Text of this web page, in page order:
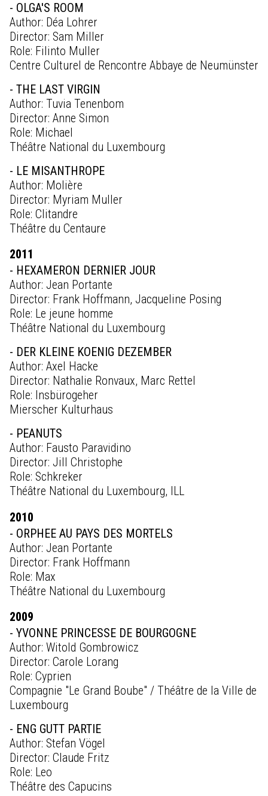
- OLGA'S ROOM
Author: Déa Lohrer
Director: Sam Miller
Role: Filinto Muller
Centre Culturel de Rencontre Abbaye de Neumünster
- THE LAST VIRGIN
Author: Tuvia Tenenbom
Director: Anne Simon
Role: Michael
Théâtre National du Luxembourg
- LE MISANTHROPE
Author: Molière
Director: Myriam Muller
Role: Clitandre
Théâtre du Centaure
2011
- HEXAMERON DERNIER JOUR
Author: Jean Portante
Director: Frank Hoffmann, Jacqueline Posing
Role: Le jeune homme
Théâtre National du Luxembourg
- DER KLEINE KOENIG DEZEMBER
Author: Axel Hacke
Director: Nathalie Ronvaux, Marc Rettel
Role: Insbürogeher
Mierscher Kulturhaus
- PEANUTS
Author: Fausto Paravidino
Director: Jill Christophe
Role: Schkreker
Théâtre National du Luxembourg, ILL
2010
- ORPHEE AU PAYS DES MORTELS
Author: Jean Portante
Director: Frank Hoffmann
Role: Max
Théâtre National du Luxembourg
2009
- YVONNE PRINCESSE DE BOURGOGNE
Author: Witold Gombrowicz
Director: Carole Lorang
Role: Cyprien
Compagnie "Le Grand Boube" / Théâtre de la Ville de
Luxembourg
- ENG GUTT PARTIE
Author: Stefan Vögel
Director: Claude Fritz
Role: Leo
Théâtre des Capucins